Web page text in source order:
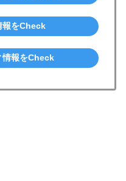
報をCheck
情報をCheck